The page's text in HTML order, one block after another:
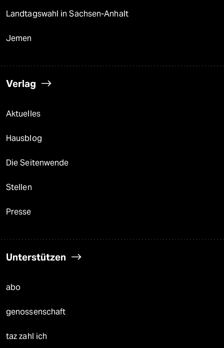
Landtagswahl in Sachsen-Anhalt
Jemen
Verlag
Aktuelles
Hausblog
Die Seitenwende
Stellen
Presse
Unterstützen
abo
genossenschaft
taz zahl ich